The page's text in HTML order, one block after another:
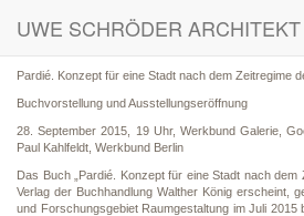
UWE SCHRÖDER ARCHITEKT
Pardié. Konzept für eine Stadt nach dem Zeitregime
Buchvorstellung und Ausstellungseröffnung
28. September 2015, 19 Uhr, Werkbund Galerie,
Paul Kahlfeldt, Werkbund Berlin
Das Buch „Pardié. Konzept für eine Stadt nach dem
Verlag der Buchhandlung Walther König erscheint,
und Forschungsgebiet Raumgestaltung im Juli 2015